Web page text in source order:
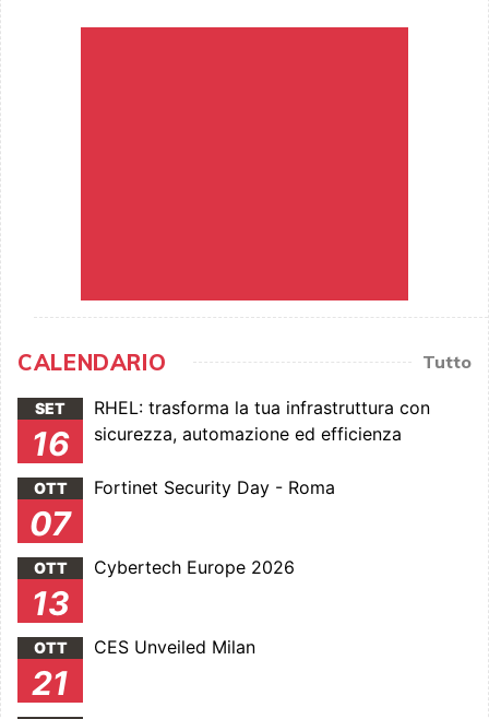
CALENDARIO Tutto
SET
16
RHEL: trasforma la tua infrastruttura con
sicurezza, automazione ed efficienza
OTT
07
Fortinet Security Day - Roma
OTT
13
Cybertech Europe 2026
OTT
21
CES Unveiled Milan